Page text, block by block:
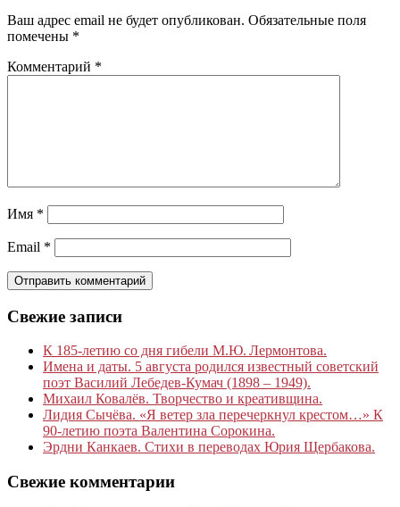
Ваш адрес email не будет опубликован. Обязательные поля
помечены *
Комментарий *
Имя *
Email *
Свежие записи
К 185‑летию со дня гибели М.Ю. Лермонтова.
Имена и даты. 5 августа родился известный советский
поэт Василий Лебедев-Кумач (1898 – 1949).
Михаил Ковалёв. Творчество и креативщина.
Лидия Сычёва. «Я ветер зла перечеркнул крестом…» К
90-летию поэта Валентина Сорокина.
Эрдни Канкаев. Стихи в переводах Юрия Щербакова.
Свежие комментарии